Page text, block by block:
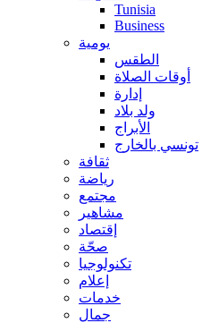
Tunisia
Business
يومية
الطقس
أوقات الصلاة
إدارة
ولد بلاد
الأبراج
تونسي بالخارج
ثقافة
رياضة
مجتمع
مشاهير
إقتصاد
صحّة
تكنولوجيا
إعلام
خدمات
جمال